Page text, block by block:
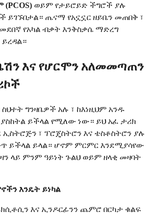
ወይም የታይሮይድ ችግሮች ያሉ
ይገኙበታል። ጤናማ የአኗኗር ዘይቤን መጠበቅ ፣
የአካል ብቃት እንቅስቃሴ ማድረግ
እና የሆርሞን አለመመጣጠን
ግንዛቤዎች አሉ ፣ ከእነዚህም አንዱ
ይችላል የሚለው ነው። ይህ አፈ ታሪክ
፣ ፕሮጄስትሮን እና ቴስቶስትሮን ያሉ
ይችላል ይላል። ሆኖም ምርምር እንደሚያሳየው
ላይ ምንም ዓይነት ጉልህ ወይም ዘላቂ መዛባት
እንዴት ይነካል
እና ኢንዶርፊንን ጨምሮ በርካታ ቁልፍ